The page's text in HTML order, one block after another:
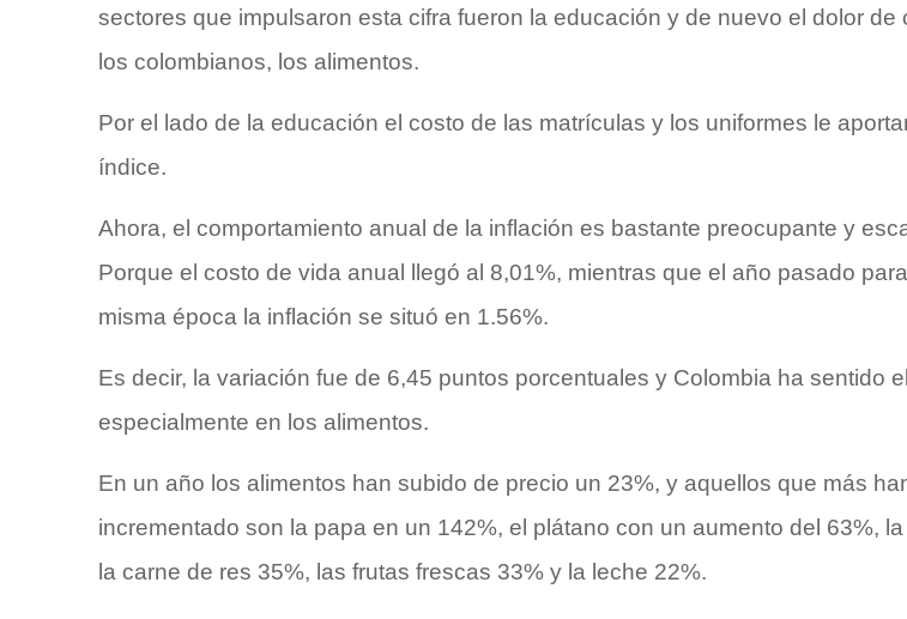
sectores que impulsaron esta cifra fueron la educación y de nuevo el dolor de
los colombianos, los alimentos.
Por el lado de la educación el costo de las matrículas y los uniformes le
índice.
Ahora, el comportamiento anual de la inflación es bastante preocupante y
Porque el costo de vida anual llegó al 8,01%, mientras que el año pasado
misma época la inflación se situó en 1.56%.
Es decir, la variación fue de 6,45 puntos porcentuales y Colombia ha sentido
especialmente en los alimentos.
En un año los alimentos han subido de precio un 23%, y aquellos que más
incrementado son la papa en un 142%, el plátano con un aumento del 63%,
la carne de res 35%, las frutas frescas 33% y la leche 22%.